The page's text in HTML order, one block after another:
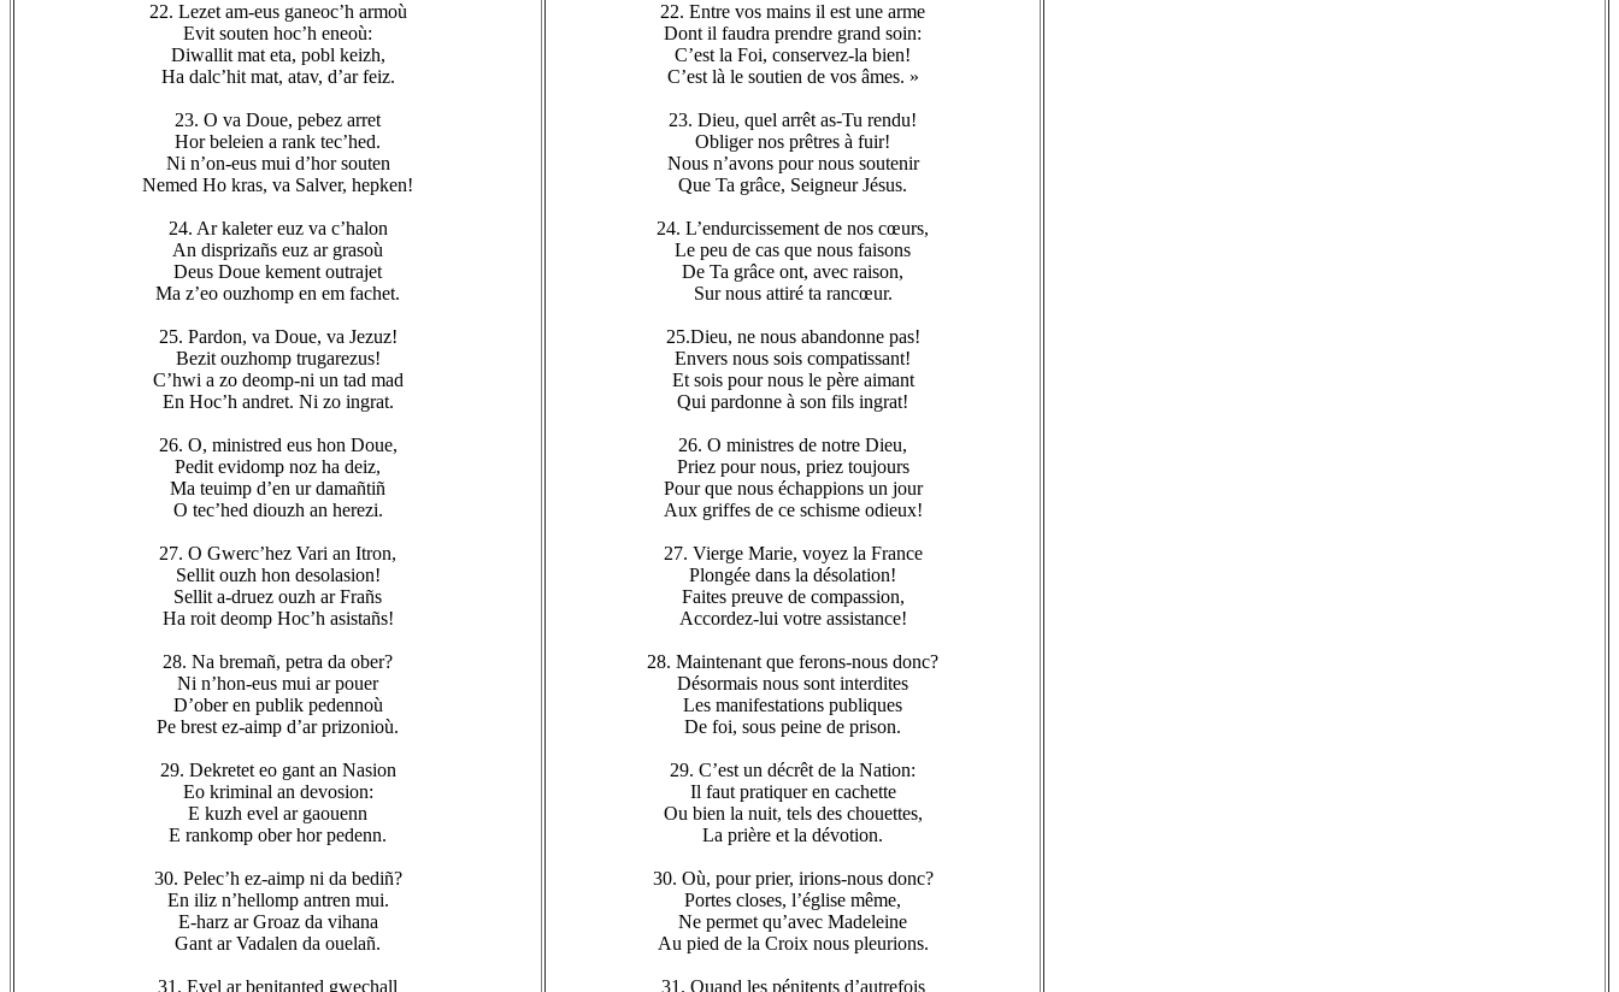
22. Lezet am-eus ganeoc’h armoù
Evit souten hoc’h eneoù:
Diwallit mat eta, pobl keizh,
Ha dalc’hit mat, atav, d’ar feiz.
23. O va Doue, pebez arret
Hor beleien a rank tec’hed.
Ni n’on-eus mui d’hor souten
Nemed Ho kras, va Salver, hepken!
24. Ar kaleter euz va c’halon
An disprizañs euz ar grasoù
Deus Doue kement outrajet
Ma z’eo ouzhomp en em fachet.
25. Pardon, va Doue, va Jezuz!
Bezit ouzhomp trugarezus!
C’hwi a zo deomp-ni un tad mad
En Hoc’h andret. Ni zo ingrat.
26. O, ministred eus hon Doue,
Pedit evidomp noz ha deiz,
Ma teuimp d’en ur damañtiñ
O tec’hed diouzh an herezi.
27. O Gwerc’hez Vari an Itron,
Sellit ouzh hon desolasion!
Sellit a-druez ouzh ar Frañs
Ha roit deomp Hoc’h asistañs!
28. Na bremañ, petra da ober?
Ni n’hon-eus mui ar pouer
D’ober en publik pedennoù
Pe brest ez-aimp d’ar prizonioù.
29. Dekretet eo gant an Nasion
Eo kriminal an devosion:
E kuzh evel ar gaouenn
E rankomp ober hor pedenn.
30. Pelec’h ez-aimp ni da bediñ?
En iliz n’hellomp antren mui.
E-harz ar Groaz da vihana
Gant ar Vadalen da ouelañ.
31. Evel ar benitanted gwechall
22. Entre vos mains il est une arme
Dont il faudra prendre grand soin:
C’est la Foi, conservez-la bien!
C’est là le soutien de vos âmes. »
23. Dieu, quel arrêt as-Tu rendu!
Obliger nos prêtres à fuir!
Nous n’avons pour nous soutenir
Que Ta grâce, Seigneur Jésus.
24. L’endurcissement de nos cœurs,
Le peu de cas que nous faisons
De Ta grâce ont, avec raison,
Sur nous attiré ta rancœur.
25.Dieu, ne nous abandonne pas!
Envers nous sois compatissant!
Et sois pour nous le père aimant
Qui pardonne à son fils ingrat!
26. O ministres de notre Dieu,
Priez pour nous, priez toujours
Pour que nous échappions un jour
Aux griffes de ce schisme odieux!
27. Vierge Marie, voyez la France
Plongée dans la désolation!
Faites preuve de compassion,
Accordez-lui votre assistance!
28. Maintenant que ferons-nous donc?
Désormais nous sont interdites
Les manifestations publiques
De foi, sous peine de prison.
29. C’est un décrêt de la Nation:
Il faut pratiquer en cachette
Ou bien la nuit, tels des chouettes,
La prière et la dévotion.
30. Où, pour prier, irions-nous donc?
Portes closes, l’église même,
Ne permet qu’avec Madeleine
Au pied de la Croix nous pleurions.
31. Quand les pénitents d’autrefois